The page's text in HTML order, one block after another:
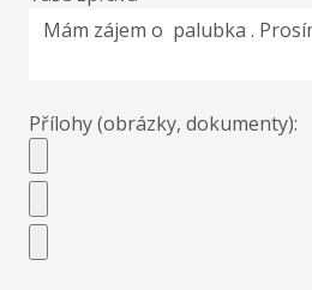
Přílohy (obrázky, dokumenty):